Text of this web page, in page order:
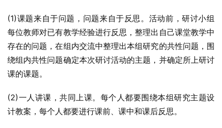
(1)课题来自于问题，问题来自于反思。活动前，研讨小组
每位教师对已有教学经验进行反思，整理出自己课堂教学中
存在的问题，在组内交流中整理出本组研究的共性问题，围
绕组内共性问题确定本次研讨活动的主题，并确定所上研讨
课的课题。
(2)一人讲课，共同上课。每个人都要围绕本组研究主题设
计教案，每个人都要进行课前、课中和课后反思。